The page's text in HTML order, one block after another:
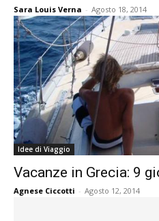
Sara Louis Verna - Agosto 18, 2014
Idee di Viaggio
Vacanze in Grecia: 9
Agnese Ciccotti - Agosto 12, 2014